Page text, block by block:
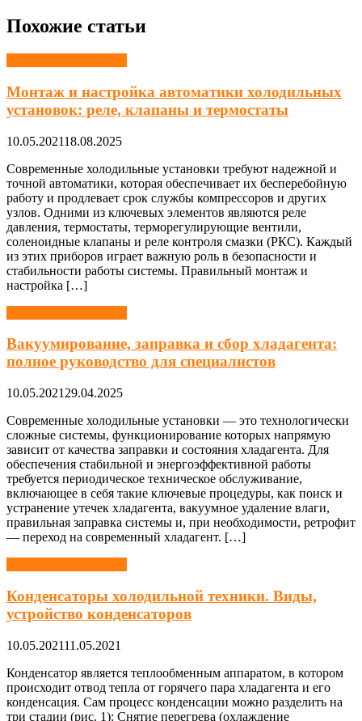
Похожие статьи
Монтаж и настройка автоматики холодильных
установок: реле, клапаны и термостаты
10.05.202118.08.2025
Современные холодильные установки требуют надежной и
точной автоматики, которая обеспечивает их бесперебойную
работу и продлевает срок службы компрессоров и других
узлов. Одними из ключевых элементов являются реле
давления, термостаты, терморегулирующие вентили,
соленоидные клапаны и реле контроля смазки (РКС). Каждый
из этих приборов играет важную роль в безопасности и
стабильности работы системы. Правильный монтаж и
настройка […]
Вакуумирование, заправка и сбор хладагента:
полное руководство для специалистов
10.05.2021 29.04.2025
Современные холодильные установки — это технологически
сложные системы, функционирование которых напрямую
зависит от качества заправки и состояния хладагента. Для
обеспечения стабильной и энергоэффективной работы
требуется периодическое техническое обслуживание,
включающее в себя такие ключевые процедуры, как поиск и
устранение утечек хладагента, вакуумное удаление влаги,
правильная заправка системы и, при необходимости, ретрофит
— переход на современный хладагент. […]
Конденсаторы холодильной техники. Виды,
устройство конденсаторов
10.05.202111.05.2021
Конденсатор является теплообменным аппаратом, в котором
происходит отвод тепла от горячего пара хладагента и его
конденсация. Сам процесс конденсации можно разделить на
три стадии (рис. 1): Снятие перегрева (охлаждение